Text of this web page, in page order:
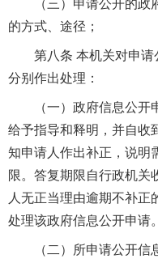
（三）申请公开的
的方式、途径；
第八条 本机关对申
分别作出处理：
（一）政府信息公
给予指导和释明，并自收
知申请人作出补正，说明
限。答复期限自行政机关
人无正当理由逾期不补
处理该政府信息公开申请。
（二）所申请公开